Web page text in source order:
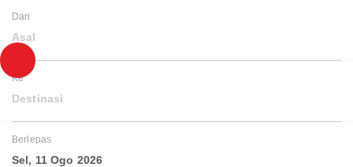
Dari
Asal
Ke
Destinasi
Berlepas
Sel, 11 Ogo 2026